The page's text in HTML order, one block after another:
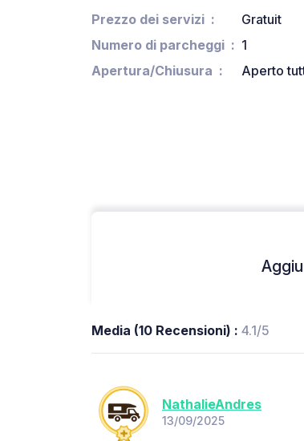
Prezzo dei servizi
Gratuit
Numero di parcheggi
1
Apertura/Chiusura
Aperto
Media (10 Recensioni) : 4.1/5
NathalieAndres
13/09/2025